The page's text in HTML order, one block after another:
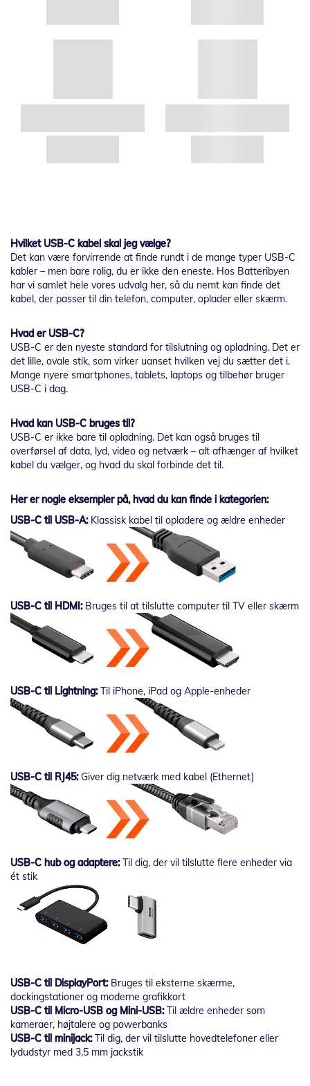
Hvilket USB-C kabel skal jeg vælge?
Det kan være forvirrende at finde rundt i de mange typer USB-C
kabler – men bare rolig, du er ikke den eneste. Hos Batteribyen
har vi samlet hele vores udvalg her, så du nemt kan finde det
kabel, der passer til din telefon, computer, oplader eller skærm.
Hvad er USB-C?
USB-C er den nyeste standard for tilslutning og opladning. Det er
det lille, ovale stik, som virker uanset hvilken vej du sætter det i.
Mange nyere smartphones, tablets, laptops og tilbehør bruger
USB-C i dag.
Hvad kan USB-C bruges til?
USB-C er ikke bare til opladning. Det kan også bruges til
overførsel af data, lyd, video og netværk – alt afhænger af hvilket
kabel du vælger, og hvad du skal forbinde det til.
Her er nogle eksempler på, hvad du kan finde i kategorien:
USB-C til USB-A:Klassisk kabel til opladere og ældre enheder
USB-C til HDMI:Bruges til at tilslutte computer til TV eller skærm
USB-C til Lightning:Til iPhone, iPad og Apple-enheder
USB-C til RJ45:Giver dig netværk med kabel (Ethernet)
USB-C hub og adaptere:Til dig, der vil tilslutte flere enheder via
ét stik
USB-C til DisplayPort:Bruges til eksterne skærme,
dockingstationer og moderne grafikkort
USB-C til Micro-USB og Mini-USB:Til ældre enheder som
kameraer, højtalere og powerbanks
USB-C til minijack:Til dig, der vil tilslutte hovedtelefoner eller
lydudstyr med 3,5 mm jackstik